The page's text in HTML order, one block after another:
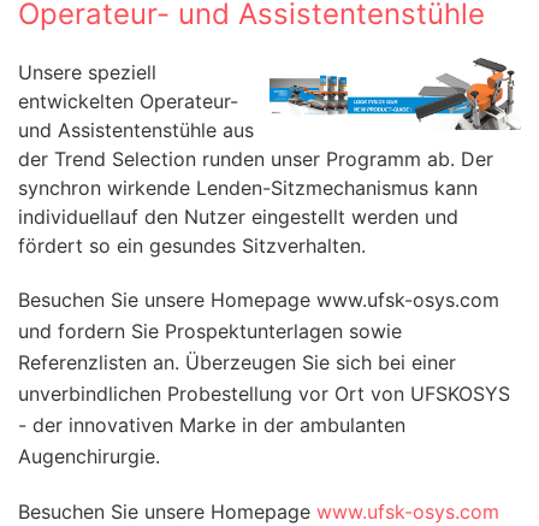
Operateur- und Assistentenstühle
Unsere speziell
entwickelten Operateur-
und Assistentenstühle aus
der Trend Selection runden unser Programm ab. Der
synchron wirkende Lenden-Sitzmechanismus kann
individuellauf den Nutzer eingestellt werden und
fördert so ein gesundes Sitzverhalten.
Besuchen Sie unsere Homepage www.ufsk-osys.com
und fordern Sie Prospektunterlagen sowie
Referenzlisten an. Überzeugen Sie sich bei einer
unverbindlichen Probestellung vor Ort von UFSKOSYS
- der innovativen Marke in der ambulanten
Augenchirurgie.
Besuchen Sie unsere Homepage www.ufsk-osys.com